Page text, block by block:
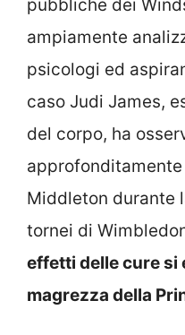
pubbliche dei
ampiamente
psicologi ed
caso Judi James,
del corpo, ha
Middleton durante
tornei di
effetti delle cure si
magrezza della